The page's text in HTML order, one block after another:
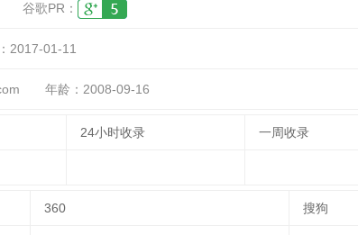
谷歌PR：
2017-01-11
年龄：2008-09-16
24小时收录 一周收录
360 搜狗